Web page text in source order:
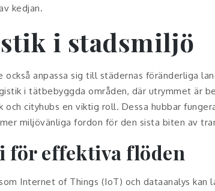
kedjan.
i stadsmiljö
anpassa sig till städernas föränderliga
i tätbebyggda områden, där utrymmet är
och cityhubs en viktig roll. Dessa hubbar
miljövänliga fordon för den sista biten av
för effektiva flöden
Internet of Things (IoT) och dataanalys kan